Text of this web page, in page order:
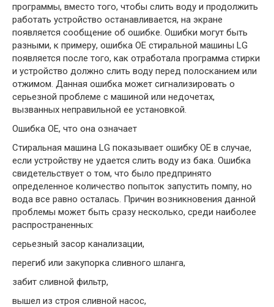
программы, вместо того, чтобы слить воду и продолжить
работать устройство останавливается, на экране
появляется сообщение об ошибке. Ошибки могут быть
разными, к примеру, ошибка OE стиральной машины LG
появляется после того, как отработала программа стирки
и устройство должно слить воду перед полосканием или
отжимом. Данная ошибка может сигнализировать о
серьезной проблеме с машиной или недочетах,
вызванных неправильной ее установкой.
Ошибка OE, что она означает
Стиральная машина LG показывает ошибку OE в случае,
если устройству не удается слить воду из бака. Ошибка
свидетельствует о том, что было предпринято
определенное количество попыток запустить помпу, но
вода все равно осталась. Причин возникновения данной
проблемы может быть сразу несколько, среди наиболее
распространенных:
серьезный засор канализации,
перегиб или закупорка сливного шланга,
забит сливной фильтр,
вышел из строя сливной насос,